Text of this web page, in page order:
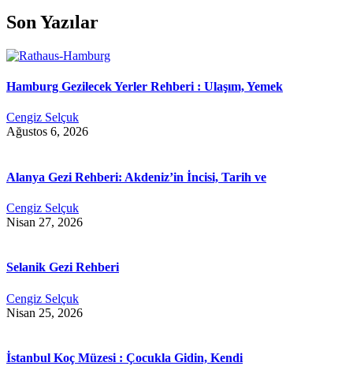
Son Yazılar
Hamburg Gezilecek Yerler Rehberi : Ulaşım, Yemek
Cengiz Selçuk
Ağustos 6, 2026
Alanya Gezi Rehberi: Akdeniz’in İncisi, Tarih ve
Cengiz Selçuk
Nisan 27, 2026
Selanik Gezi Rehberi
Cengiz Selçuk
Nisan 25, 2026
İstanbul Koç Müzesi : Çocukla Gidin, Kendi